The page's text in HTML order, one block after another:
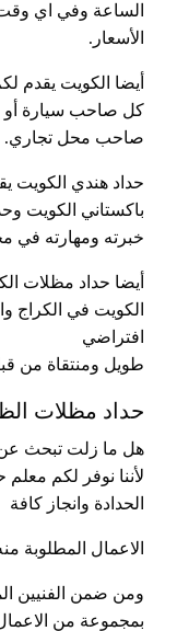
الساعة وفي اي
الأسعار.
أيضا الكويت يقدم
كل صاحب سيارة أو
صاحب محل تجاري.
حداد هندي الكويت
باكستاني الكويت
خبرته ومهارته في
أيضا حداد مظلات
الكويت في الكراج
افتراضي
طويل ومنتقاة من
حداد مظلات
هل ما زلت تبحث
لأننا نوفر لكم
الحدادة وانجاز كافة
الاعمال المطلوبة
ومن ضمن الفنيين
بمجموعة من